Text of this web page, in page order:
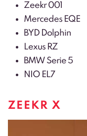
Zeekr 001
Mercedes EQE
BYD Dolphin
Lexus RZ
BMW Serie 5
NIO EL7
ZEEKR X